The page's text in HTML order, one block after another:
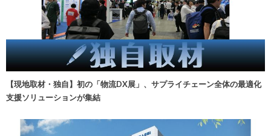
【現地取材・独自】初の「物流DX展」、サプライチェーン全体の最適化
支援ソリューションが集結